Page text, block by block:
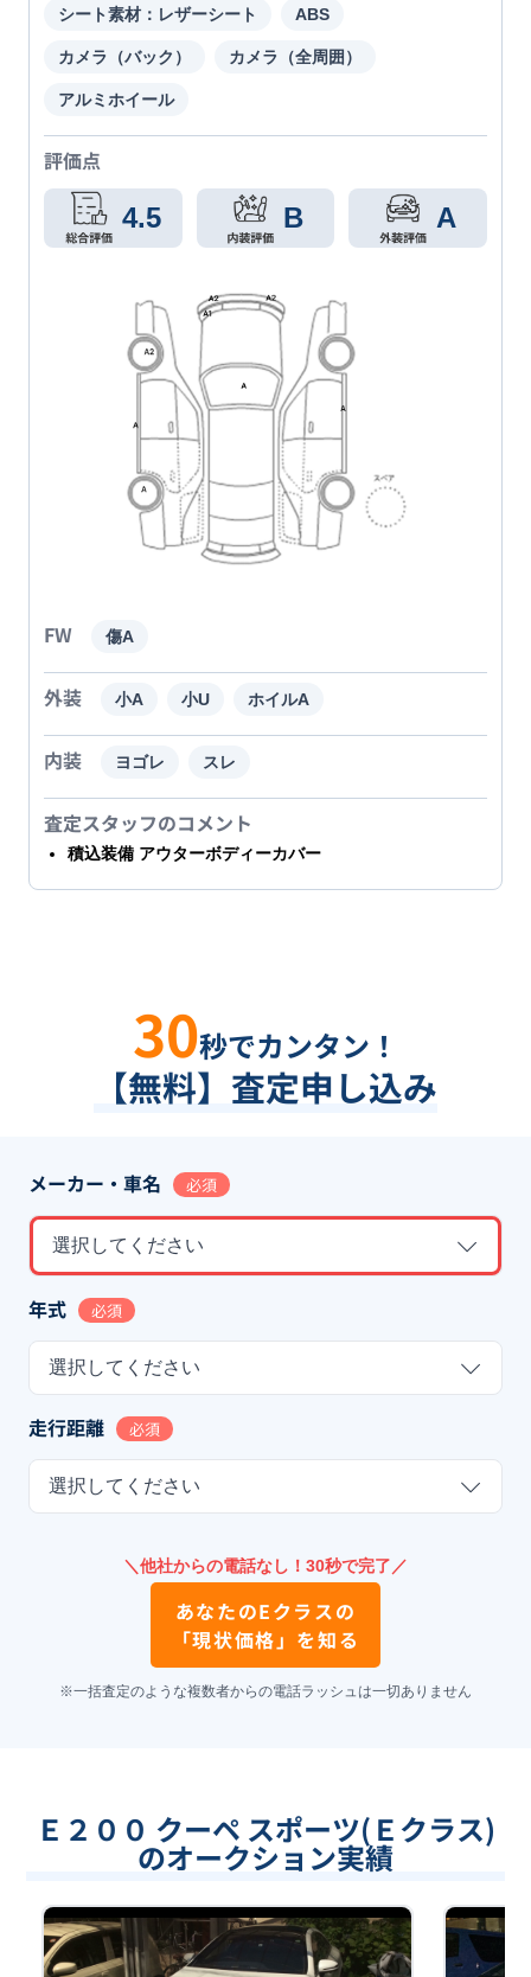
シート素材：レザーシート ABS
カメラ（バック） カメラ（全周囲）
アルミホイール
評価点
4.5 B A
FW 傷A
外装 小A 小U ホイルA
内装 ヨゴレ スレ
査定スタッフのコメント
積込装備 アウターボディーカバー
30秒でカンタン！
【無料】査定申し込み
メーカー・車名 必須
選択してください
年式 必須
選択してください
走行距離 必須
選択してください
＼他社からの電話なし！30秒で完了／
あなたのEクラスの
「現状価格」を知る
※一括査定のような複数者からの電話ラッシュは一切ありません
Ｅ２００ クーペ スポーツ(Ｅクラス)
のオークション実績